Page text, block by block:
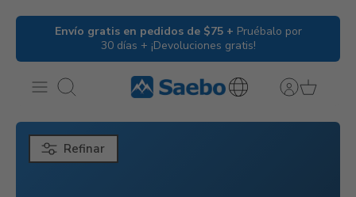
contenido
Envío gratis en pedidos de $75 + Pruébalo por
30 días + ¡Devoluciones gratis!
Buscar
International
Refinar